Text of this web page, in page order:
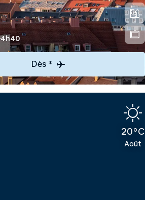
4h40
Dès *
20°C
Août